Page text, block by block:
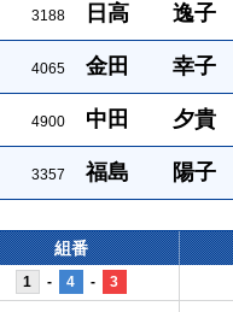
3188 日高 逸子
4065 金田 幸子
4900 中田 夕貴
3357 福島 陽子
組番
1 - 4 - 3